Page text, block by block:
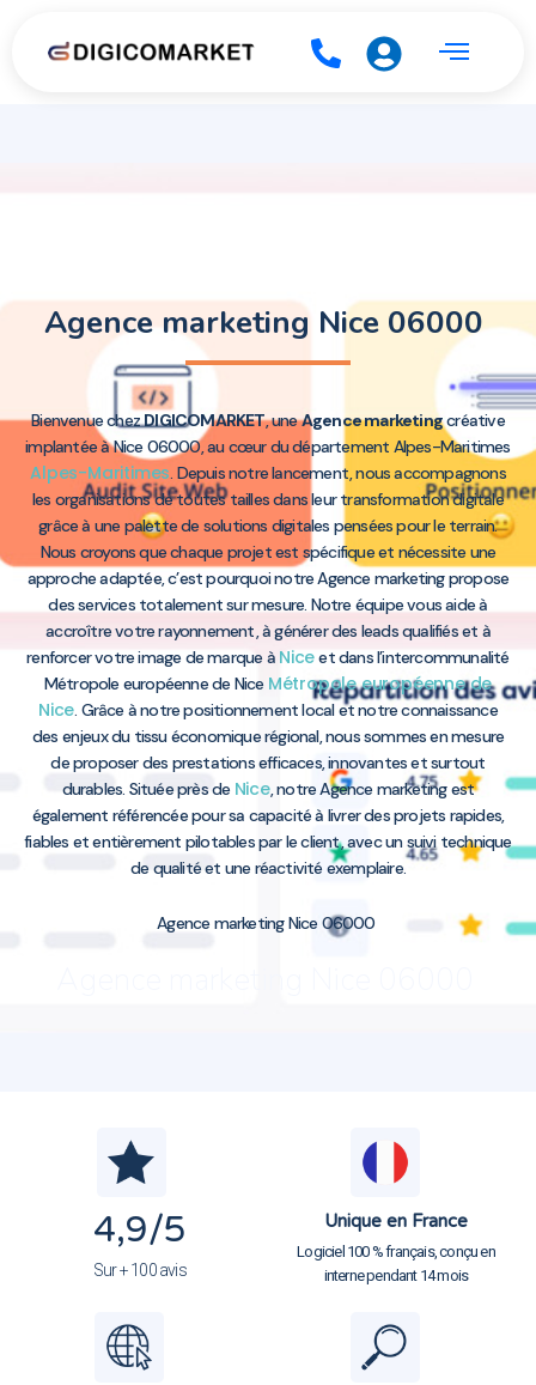
Agence marketing Nice 06000
Bienvenue chezDIGICOMARKET, uneAgence marketingcréative
implantée à Nice 06000, au cœur du département Alpes-Maritimes
Alpes-Maritimes . Depuis notre lancement, nous accompagnons
les organisations de toutes tailles dans leur transformation digitale
grâce à une palette de solutions digitales pensées pour le terrain.
Nous croyons que chaque projet est spécifique et nécessite une
approche adaptée, c’est pourquoi notre Agence marketing propose
des services totalement sur mesure. Notre équipe vous aide à
accroître votre rayonnement, à générer des leads qualifiés et à
renforcer votre image de marque à Niceet dans l’intercommunalité
Métropole européenne de Nice Métropole européenne de
Nice . Grâce à notre positionnement local et notre connaissance
des enjeux du tissu économique régional, nous sommes en mesure
de proposer des prestations efficaces, innovantes et surtout
durables. Située près de Nice, notre Agence marketing est
également référencée pour sa capacité à livrer des projets rapides,
fiables et entièrement pilotables par le client, avec un suivi technique
de qualité et une réactivité exemplaire.
Agence marketing Nice 06000
4,9/5
Sur + 100 avis
Unique en France
Logiciel 100 % français, conçu en
interne pendant 14 mois